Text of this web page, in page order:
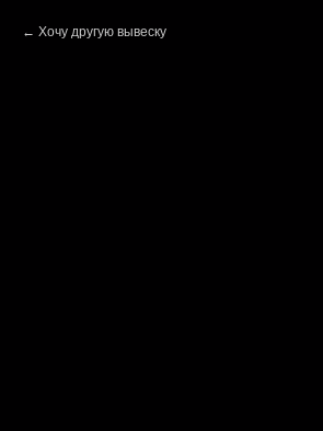
Хочу другую вывеску